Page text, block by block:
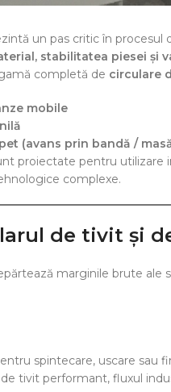
un pas critic în
stabilitatea piesei și
completă de circulare
mobile
(avans prin bandă /
proiectate pentru utilizare
complexe.
de tivit și
marginile brute ale
spintecare, uscare sau
tivit performant, fluxul